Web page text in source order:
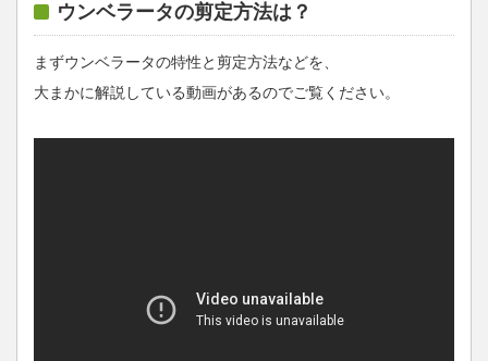
ウンベラータの剪定方法は？
まずウンベラータの特性と剪定方法などを、
大まかに解説している動画があるのでご覧ください。